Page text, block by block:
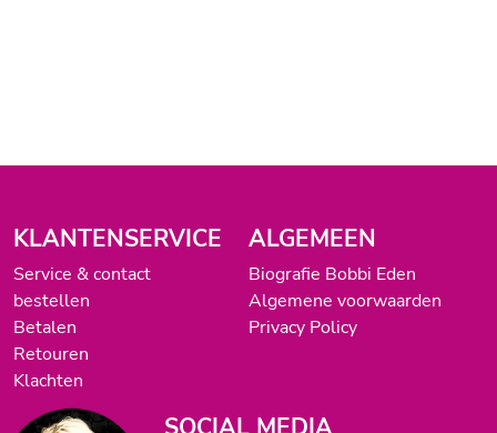
KLANTENSERVICE
Service & contact
bestellen
Betalen
Retouren
Klachten
ALGEMEEN
Biografie Bobbi Eden
Algemene voorwaarden
Privacy Policy